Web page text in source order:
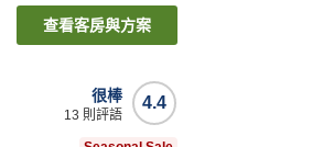
查看客房與方案
4.4
很棒
13 則評語